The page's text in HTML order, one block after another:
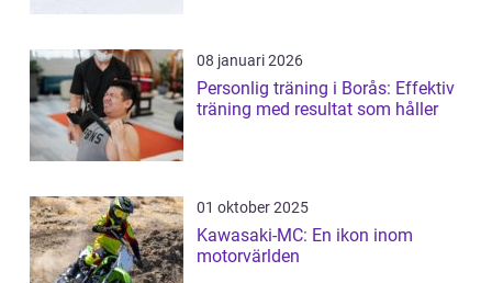
08 januari 2026
Personlig träning i Borås: Effektiv
träning med resultat som håller
01 oktober 2025
Kawasaki-MC: En ikon inom
motorvärlden